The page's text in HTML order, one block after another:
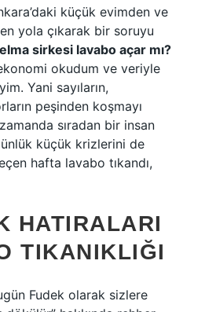
küçük evimden ve
yola çıkarak bir soruyu
elma sirkesi lavabo açar mı?
okudum ve veriyle
Yani sayıların,
peşinden koşmayı
sıradan bir insan
küçük krizlerini de
hafta lavabo tıkandı,
HATIRALARI
TIKANIKLIĞI
Fudek olarak sizlere